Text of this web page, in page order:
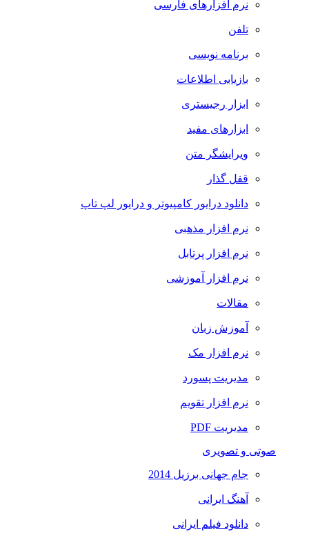
نرم افزارهای فارسی
تلفن
برنامه نویسی
بازیابی اطلاعات
ابزار رجیستری
ابزارهای مفید
ویرایشگر متن
قفل گذار
دانلود درایور کامپیوتر و درایور لپ تاپ
نرم افزار مذهبی
نرم افزار پرتابل
نرم افزار آموزشی
مقالات
آموزش زبان
نرم افزار مک
مدیریت پسورد
نرم افزار تقویم
مدیریت PDF
صوتی و تصویری
جام جهانی برزیل 2014
آهنگ ایرانی
دانلود فیلم ایرانی